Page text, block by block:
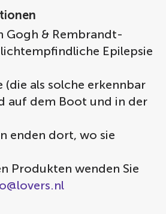
Gogh & Rembrandt-
Epilepsie
(die als solche erkennbar
auf dem Boot und in der
enden dort, wo sie
Produkten wenden Sie